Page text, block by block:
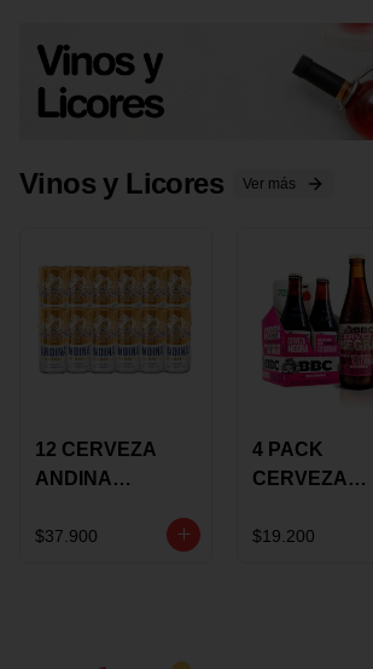
Vinos y Licores Ver más
12 CERVEZA
ANDINA
LATON
$37.900
4 PACK
CERVEZA
ROSE BBC
$19.200